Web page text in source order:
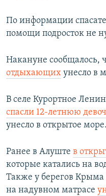
По информации
помощи подросток не
Накануне сообщалось,
отдыхающих унесло в
В селе Курортное
спасли 12-летнюю
унесло в открытое море.
Ранее в Алуште в
которые катались на
Также у берегов
на надувном матрасе